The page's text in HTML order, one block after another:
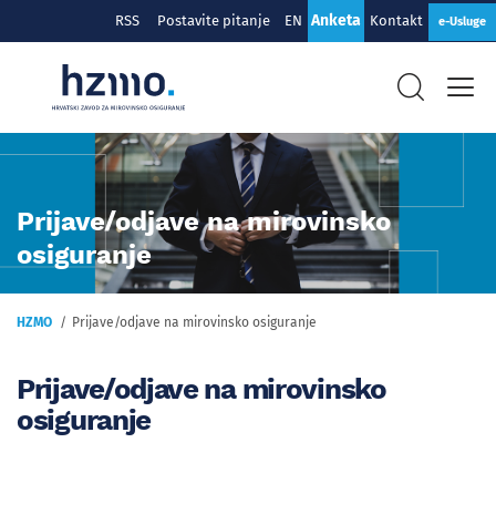
RSS Postavite pitanje EN Anketa Kontakt e-Usluge
Prijave/odjave na mirovinsko
osiguranje
HZMO Prijave/odjave na mirovinsko osiguranje
Prijave/odjave na mirovinsko
osiguranje